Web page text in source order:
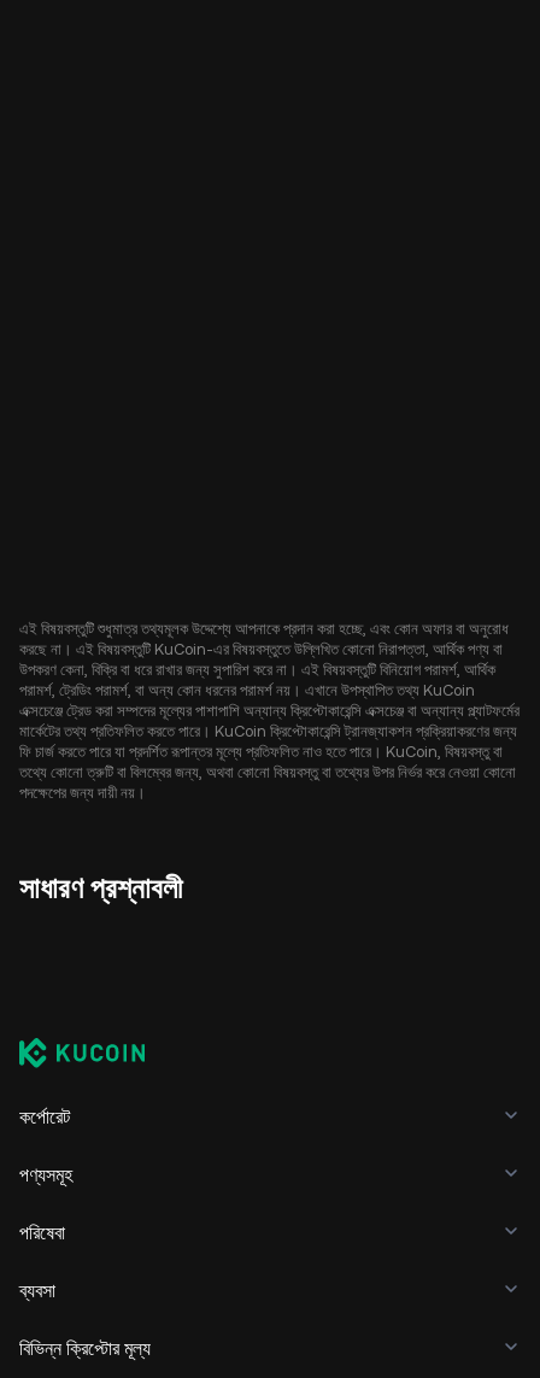
এই বিষয়বস্তুটি শুধুমাত্র তথ্যমূলক উদ্দেশ্যে আপনাকে প্রদান করা হচ্ছে, এবং কোন অফার বা অনুরোধ
করছে না। এই বিষয়বস্তুটি KuCoin-এর বিষয়বস্তুতে উল্লিখিত কোনো নিরাপত্তা, আর্থিক পণ্য বা
উপকরণ কেনা, বিক্রি বা ধরে রাখার জন্য সুপারিশ করে না। এই বিষয়বস্তুটি বিনিয়োগ পরামর্শ, আর্থিক
পরামর্শ, ট্রেডিং পরামর্শ, বা অন্য কোন ধরনের পরামর্শ নয়। এখানে উপস্থাপিত তথ্য KuCoin
এক্সচেঞ্জে ট্রেড করা সম্পদের মূল্যের পাশাপাশি অন্যান্য ক্রিপ্টোকারেন্সি এক্সচেঞ্জ বা অন্যান্য প্ল্যাটফর্মের
মার্কেটের তথ্য প্রতিফলিত করতে পারে। KuCoin ক্রিপ্টোকারেন্সি ট্রানজ্যাকশন প্রক্রিয়াকরণের জন্য
ফি চার্জ করতে পারে যা প্রদর্শিত রূপান্তর মূল্যে প্রতিফলিত নাও হতে পারে। KuCoin, বিষয়বস্তু বা
তথ্যে কোনো ত্রুটি বা বিলম্বের জন্য, অথবা কোনো বিষয়বস্তু বা তথ্যের উপর নির্ভর করে নেওয়া কোনো
পদক্ষেপের জন্য দায়ী নয়।
সাধারণ প্রশ্নাবলী
কর্পোরেট
পণ্যসমূহ
পরিষেবা
ব্যবসা
বিভিন্ন ক্রিপ্টোর মূল্য